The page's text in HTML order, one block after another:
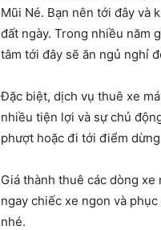
Mũi Né. Bạn nên tới đây và
đất ngày. Trong nhiều năm
tâm tới đây sẽ ăn ngủ nghỉ
Đặc biệt, dịch vụ thuê xe
nhiều tiện lợi và sự chủ
phượt hoặc đi tới điểm
Giá thành thuê các dòng xe
ngay chiếc xe ngon và
nhé.